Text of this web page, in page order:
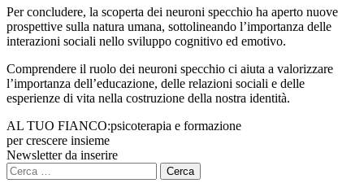
Per concludere, la scoperta dei neuroni specchio ha aperto nuove
prospettive sulla natura umana, sottolineando l’importanza delle
interazioni sociali nello sviluppo cognitivo ed emotivo.
Comprendere il ruolo dei neuroni specchio ci aiuta a valorizzare
l’importanza dell’educazione, delle relazioni sociali e delle
esperienze di vita nella costruzione della nostra identità.
AL TUO FIANCO:psicoterapia e formazione
per crescere insieme
Newsletter da inserire
Ricerca
per: